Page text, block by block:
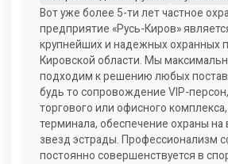
Вот уже более 5-ти лет частное
предприятие «Русь-Киров»
крупнейших и надежных охранных
Кировской области. Мы
подходим к решению любых
будь то сопровождение VIP-
торгового или офисного
терминала, обеспечение охраны на
звезд эстрады. Профессионализм
постоянно совершенствуется в